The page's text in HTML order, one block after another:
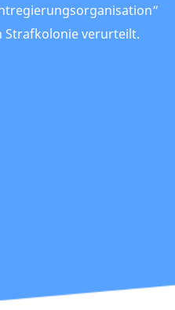
Strafkolonie verurteilt.